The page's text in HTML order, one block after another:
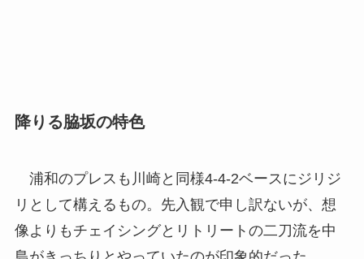
降りる脇坂の特色
浦和のプレスも川崎と同様4-4-2ベースにジリジ
リとして構えるもの。先入観で申し訳ないが、想
像よりもチェイシングとリトリートの二刀流を中